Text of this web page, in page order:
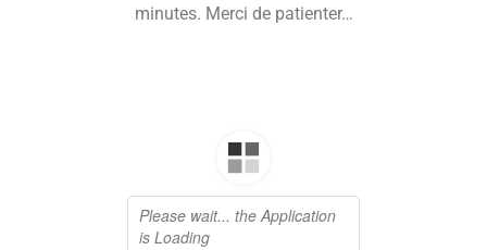
minutes. Merci de patienter…